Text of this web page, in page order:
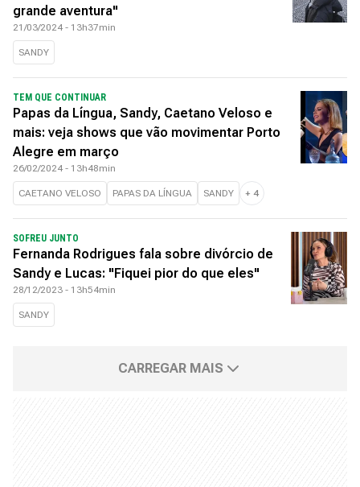
grande aventura"
21/03/2024 - 13h37min
SANDY
TEM QUE CONTINUAR
Papas da Língua, Sandy, Caetano Veloso e
mais: veja shows que vão movimentar Porto
Alegre em março
26/02/2024 - 13h48min
CAETANO VELOSO PAPAS DA LÍNGUA SANDY + 4
SOFREU JUNTO
Fernanda Rodrigues fala sobre divórcio de
Sandy e Lucas: "Fiquei pior do que eles"
28/12/2023 - 13h54min
SANDY
CARREGAR MAIS